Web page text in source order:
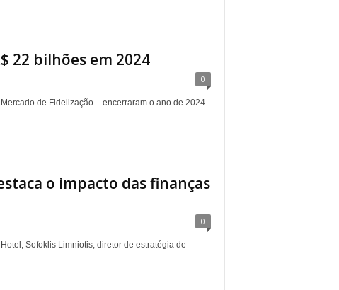
22 bilhões em 2024
0
de Fidelização – encerraram o ano de 2024
o impacto das finanças
0
Sofoklis Limniotis, diretor de estratégia de